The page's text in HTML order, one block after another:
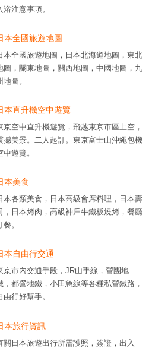
浴注意事項。
本全國旅遊地圖
本全國旅遊地圖，日本北海道地圖，東北
圖，關東地圖，關西地圖，中國地圖，九
地圖。
本直升機空中遊覽
京空中直升機遊覽，飛越東京市區上空，
撼美景。二人起訂。東京富士山沖繩包機
中遊覽。
本美食
本各類美食，日本高級會席料理，日本壽
，日本烤肉，高級神戶牛鐵板燒烤，餐廳
餐。
本自由行交通
京市內交通手段，JR山手線，營團地
，都營地鐵，小田急線等各種私營鐵路，
由行好幫手。
本旅行資訊
關日本旅遊出行所需護照，簽證，出入